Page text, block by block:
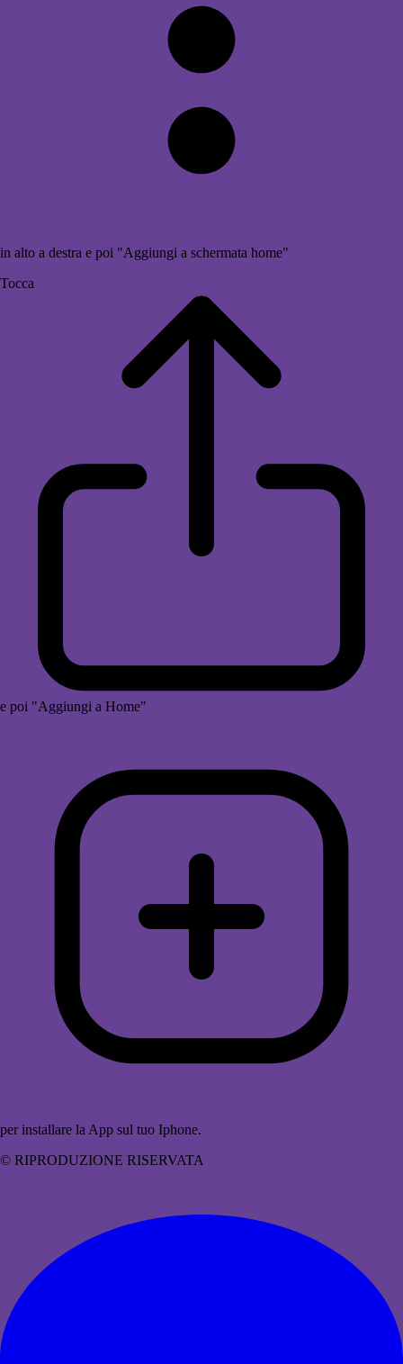
in alto a destra e poi "Aggiungi a schermata home"
Tocca
e poi "Aggiungi a Home"
per installare la App sul tuo Iphone.
© RIPRODUZIONE RISERVATA